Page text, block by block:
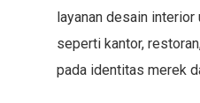
layanan desain
seperti kantor,
pada identitas merek